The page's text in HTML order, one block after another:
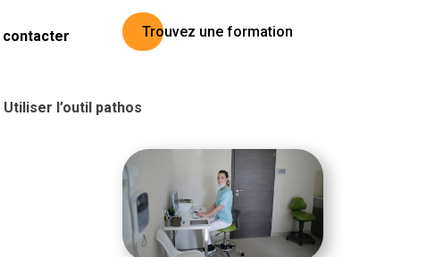
contacter Trouvez une formation
l’outil pathos